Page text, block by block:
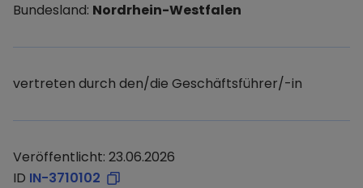
Bundesland: Nordrhein-Westfalen
vertreten durch den/die Geschäftsführer/-in
Veröffentlicht: 23.06.2026
ID IN-3710102